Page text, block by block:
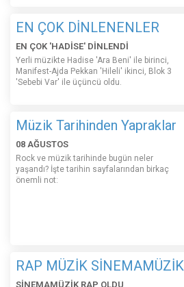
EN ÇOK DİNLENENLER
EN ÇOK 'HADİSE' DİNLENDİ
Yerli müzikte Hadise 'Ara Beni' ile birinci,
Manifest-Ajda Pekkan 'Hileli' ikinci, Blok 3
'Sebebi Var' ile üçüncü oldu.
Müzik Tarihinden Yapraklar
08 AĞUSTOS
Rock ve müzik tarihinde bugün neler
yaşandı? İşte tarihin sayfalarından birkaç
önemli not:
RAP MÜZİK SİNEMAMÜZİK
SİNEMAMÜZİK RAP OLDU